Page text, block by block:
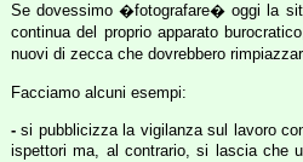
Se dovessimo �fotografare� oggi la
continua del proprio apparato
nuovi di zecca che dovrebbero
Facciamo alcuni esempi:
-si pubblicizza la vigilanza sul lavoro
ispettori ma, al contrario, si lascia che